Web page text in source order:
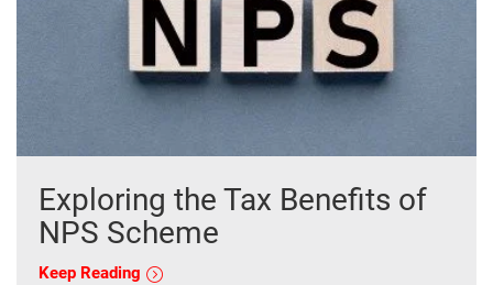
Exploring the Tax Benefits of
NPS Scheme
Keep Reading